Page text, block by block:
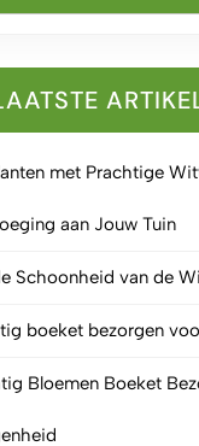
met Prachtige
aan Jouw Tuin
Schoonheid van de
boeket bezorgen
Bloemen Boeket